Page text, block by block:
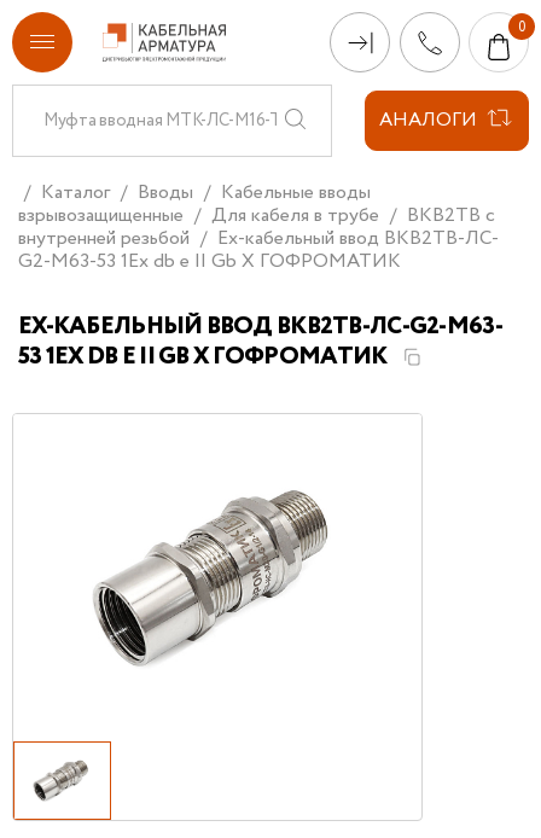
АНАЛОГИ
Каталог Вводы
Кабельные вводы
взрывозащищенные
Для кабеля в трубе
ВКВ2ТВ с
внутренней резьбой
Ех-кабельный ввод ВКВ2ТВ-ЛС-
G2-М63-53 1Ex db e II Gb X ГОФРОМАТИК
ЕХ-КАБЕЛЬНЫЙ ВВОД ВКВ2ТВ-ЛС-G2-М63-
53 1EX DB E II GB X ГОФРОМАТИК